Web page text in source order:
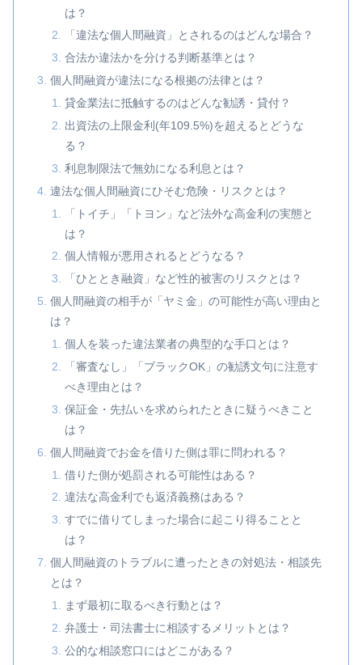
は？
「違法な個人間融資」とされるのはどんな場合？
合法か違法かを分ける判断基準とは？
個人間融資が違法になる根拠の法律とは？
貸金業法に抵触するのはどんな勧誘・貸付？
出資法の上限金利(年109.5%)を超えるとどうな
る？
利息制限法で無効になる利息とは？
違法な個人間融資にひそむ危険・リスクとは？
「トイチ」「トヨン」など法外な高金利の実態と
は？
個人情報が悪用されるとどうなる？
「ひととき融資」など性的被害のリスクとは？
個人間融資の相手が「ヤミ金」の可能性が高い理由と
は？
個人を装った違法業者の典型的な手口とは？
「審査なし」「ブラックOK」の勧誘文句に注意す
べき理由とは？
保証金・先払いを求められたときに疑うべきこと
は？
個人間融資でお金を借りた側は罪に問われる？
借りた側が処罰される可能性はある？
違法な高金利でも返済義務はある？
すでに借りてしまった場合に起こり得ることと
は？
個人間融資のトラブルに遭ったときの対処法・相談先
とは？
まず最初に取るべき行動とは？
弁護士・司法書士に相談するメリットとは？
公的な相談窓口にはどこがある？